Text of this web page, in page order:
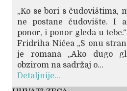
„Ko se bori s čudovištima,
ne postane čudovište. I
ponor, i ponor gleda u
Fridriha Ničea „S onu
je romana „Ako dugo
obzirom na sadržaj o...
Detaljnije...